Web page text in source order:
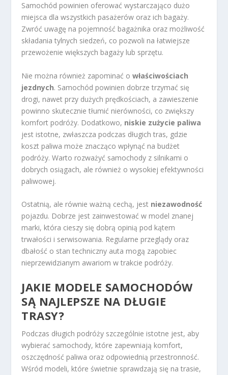
Samochód powinien oferować wystarczająco dużo
miejsca dla wszystkich pasażerów oraz ich bagaży.
Zwróć uwagę na pojemność bagażnika oraz możliwość
składania tylnych siedzeń, co pozwoli na łatwiejsze
przewożenie większych bagaży lub sprzętu.
Nie można również zapominać owłaściwościach
jezdnych. Samochód powinien dobrze trzymać się
drogi, nawet przy dużych prędkościach, a zawieszenie
powinno skutecznie tłumić nierówności, co zwiększy
komfort podróży. Dodatkowo, niskie zużycie paliwa
jest istotne, zwłaszcza podczas długich tras, gdzie
koszt paliwa może znacząco wpłynąć na budżet
podróży. Warto rozważyć samochody z silnikami o
dobrych osiągach, ale również o wysokiej efektywności
paliwowej.
Ostatnią, ale równie ważną cechą, jest niezawodność
pojazdu. Dobrze jest zainwestować w model znanej
marki, która cieszy się dobrą opinią pod kątem
trwałości i serwisowania. Regularne przeglądy oraz
dbałość o stan techniczny auta mogą zapobiec
nieprzewidzianym awariom w trakcie podróży.
JAKIE MODELE SAMOCHODÓW
SĄ NAJLEPSZE NA DŁUGIE
TRASY?
Podczas długich podróży szczególnie istotne jest, aby
wybierać samochody, które zapewniają komfort,
oszczędność paliwa oraz odpowiednią przestronność.
Wśród modeli, które świetnie sprawdzają się na trasie,